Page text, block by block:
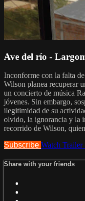
Ave del río -
Inconforme con la falta
Wilson planea recuperar
un concierto de música
jóvenes. Sin embargo,
ilegitimidad de su
olvido, la ignorancia y la
recorrido de Wilson,
Subscribe Watch Trailer
Share with your friends